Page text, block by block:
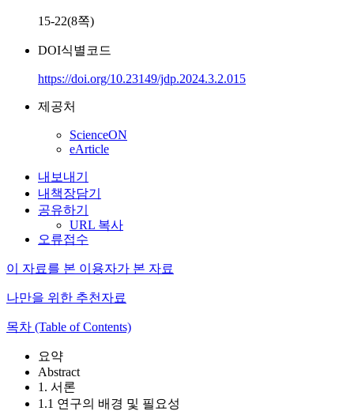
15-22(8쪽)
DOI식별코드
https://doi.org/10.23149/jdp.2024.3.2.015
제공처
ScienceON
eArticle
내보내기
내책장담기
공유하기
URL 복사
오류접수
이 자료를 본 이용자가 본 자료
나만을 위한 추천자료
목차 (Table of Contents)
요약
Abstract
1. 서론
1.1 연구의 배경 및 필요성